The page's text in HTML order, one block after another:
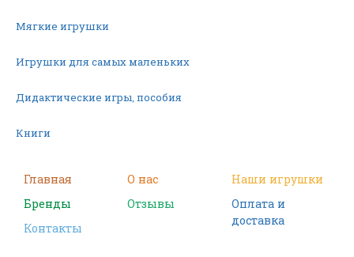
Мягкие игрушки
Игрушки для самых маленьких
Дидактические игры, пособия
Книги
Фигурки
Главная О нас
Наши игрушки
Бренды
Отзывы
Оплата и
доставка
Контакты